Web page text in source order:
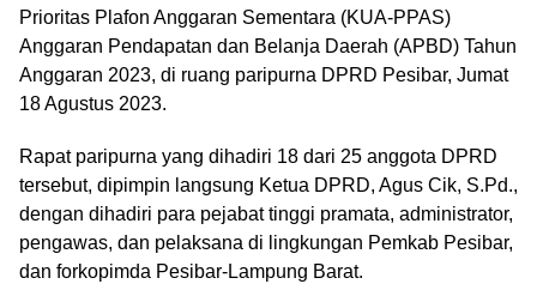
Prioritas Plafon Anggaran Sementara (KUA-PPAS)
Anggaran Pendapatan dan Belanja Daerah (APBD) Tahun
Anggaran 2023, di ruang paripurna DPRD Pesibar, Jumat
18 Agustus 2023.
Rapat paripurna yang dihadiri 18 dari 25 anggota DPRD
tersebut, dipimpin langsung Ketua DPRD, Agus Cik, S.Pd.,
dengan dihadiri para pejabat tinggi pramata, administrator,
pengawas, dan pelaksana di lingkungan Pemkab Pesibar,
dan forkopimda Pesibar-Lampung Barat.